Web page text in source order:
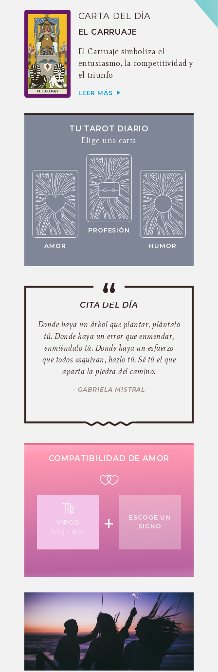
CARTA DEL DÍA
EL CARRUAJE
El Carruaje simboliza el
entusiasmo, la competitividad y
el triunfo
LEER MÁS
TU TAROT DIARIO
Elige una carta
AMOR
PROFESIÓN
HUMOR
CITA DEL DÍA
Donde haya un árbol que plantar, plántalo
tú. Donde haya un error que enmendar,
enmiéndalo tú. Donde haya un esfuerzo
que todos esquivan, hazlo tú. Sé tú el que
aparta la piedra del camino.
- GABRIELA MISTRAL
COMPATIBILIDAD DE AMOR
VIRGO
8/23 - 9/22 +
ESCOGE UN
SIGNO